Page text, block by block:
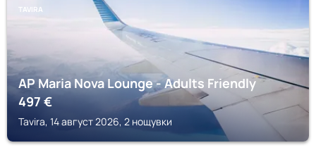
TAVIRA
AP Maria Nova Lounge - Adults Friendly
497€
Tavira, 14 август 2026, 2 нощувки